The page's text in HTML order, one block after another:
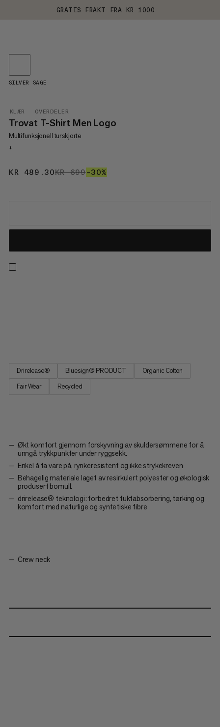
GRATIS FRAKT FRA KR 1000
KLÆR OVERDELER
Trovat T-Shirt Men Logo
Multifunksjonell turskjorte
+
KR 489.30KR 489.30
KR 699KR 699
–30%
SILVER SAGE
Drirelease® Bluesign® PRODUCT
Organic Cotton
Fair Wear
Recycled
Økt komfort gjennom forskyvning av skuldersømmene for å
unngå trykkpunkter under ryggsekk.
Enkel å ta vare på, rynkeresistent og ikke strykekreven
Behagelig materiale laget av resirkulert polyester og økologisk
produsert bomull.
drirelease® teknologi: forbedret fuktabsorbering, tørking og
komfort med naturlige og syntetiske fibre
Crew neck